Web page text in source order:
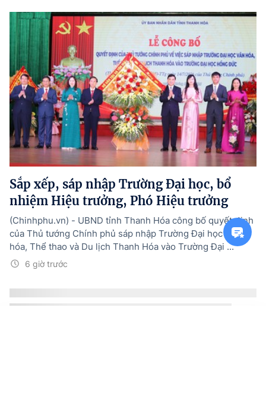
Sắp xếp, sáp nhập Trường Đại học, bổ
nhiệm Hiệu trưởng, Phó Hiệu trưởng
6 giờ trước
(Chinhphu.vn) - UBND tỉnh Thanh Hóa công bố quyết định
của Thủ tướng Chính phủ sáp nhập Trường Đại học Văn
hóa, Thể thao và Du lịch Thanh Hóa vào Trường Đại ...